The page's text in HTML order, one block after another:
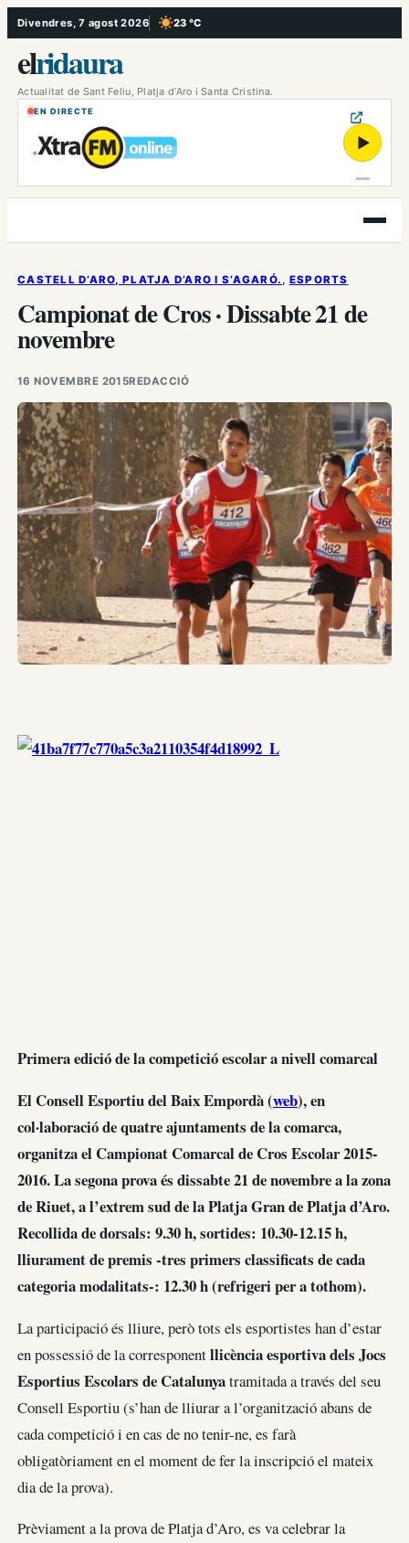
Vés
al
contingut
Divendres, 7 agost 2026 23 °C
, Cel serè
elridaura
Actualitat de Sant Feliu, Platja d’Aro i Santa Cristina.
EN DIRECTE
▶
Obre
el
CASTELL D’ARO, PLATJA D’ARO I S’AGARÓ. , ESPORTS
Campionat de Cros · Dissabte 21 de
novembre
16 NOVEMBRE 2015REDACCIÓ
Primera edició de la competició escolar a nivell comarcal
El Consell Esportiu del Baix Empordà (web), en
col·laboració de quatre ajuntaments de la comarca,
organitza el Campionat Comarcal de Cros Escolar 2015-
2016. La segona prova és dissabte 21 de novembre a la zona
de Riuet, a l’extrem sud de la Platja Gran de Platja d’Aro.
Recollida de dorsals: 9.30 h, sortides: 10.30-12.15 h,
lliurament de premis -tres primers classificats de cada
categoria modalitats-: 12.30 h (refrigeri per a tothom).
La participació és lliure, però tots els esportistes han d’estar
en possessió de la corresponentllicència esportiva dels Jocs
Esportius Escolars de Catalunyatramitada a través del seu
Consell Esportiu (s’han de lliurar a l’organització abans de
cada competició i en cas de no tenir-ne, es farà
obligatòriament en el moment de fer la inscripció el mateix
dia de la prova).
Prèviament a la prova de Platja d’Aro, es va celebrar la